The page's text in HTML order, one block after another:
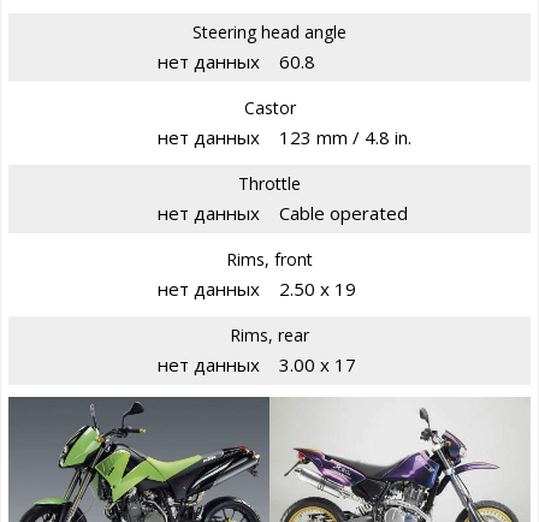
Steering head angle
нет данных 60.8
Castor
нет данных 123 mm / 4.8 in.
Throttle
нет данных Cable operated
Rims, front
нет данных 2.50 x 19
Rims, rear
нет данных 3.00 x 17